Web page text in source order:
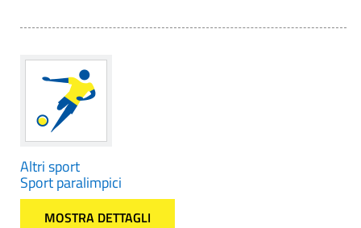
Altri sport
Sport paralimpici
MOSTRA DETTAGLI